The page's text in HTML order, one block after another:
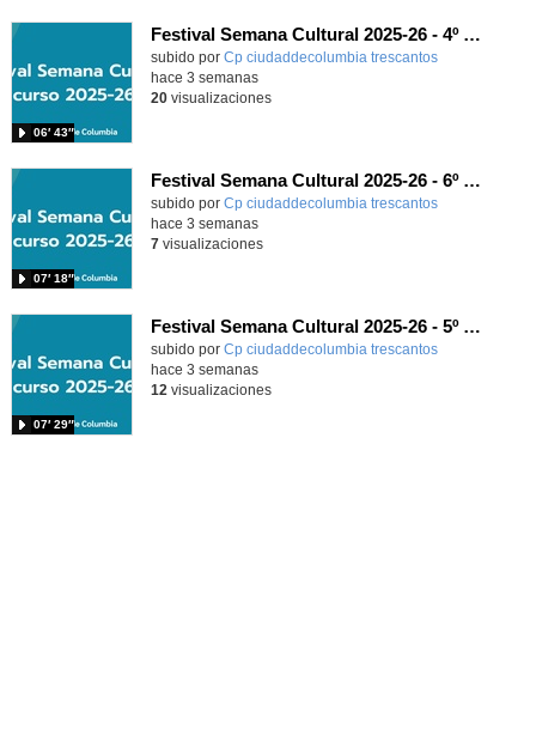
Festival Semana Cultural 2025-26 - 4º de Primaria
subido por Cp ciudaddecolumbia trescantos
06′ 43″
-
hace 3 semanas
20visualizaciones
Festival Semana Cultural 2025-26 - 6º de Primaria
subido por Cp ciudaddecolumbia trescantos
07′ 18″
-
hace 3 semanas
7visualizaciones
Festival Semana Cultural 2025-26 - 5º de Primaria
subido por Cp ciudaddecolumbia trescantos
07′ 29″
-
hace 3 semanas
12 visualizaciones